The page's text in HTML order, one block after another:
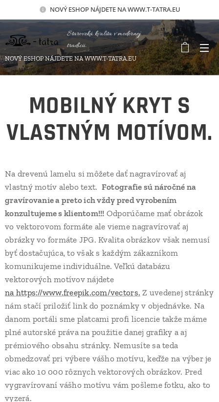
NOVÝESHOP NÁJDETE NA WWW.T-TATRA.EU
Staroveká kvalita v modernej
tradícii.
NOVÝ ESHOP NÁJDETE NA WWW.T-TATRA.EU
MOBILNÝ KRYT S
VLASTNÝM MOTÍVOM.
Na drevenú lamelu si môžete dať nagravírovať aj
vlastný motív alebo text. Fotografie sú náročné na
gravírovanie a preto ich vždy pred vyrobením
konzultujeme s klientom!!! Odporúčame mať obrázok
vo vektorovom formáte ale vieme nagravírovať aj
obrázky vo formáte JPG. Kvalita obrázkov však nemusí
byť dostačujúca, to však s každým zákazníkom
komunikujeme individuálne. Veľkú databázu
vektorových motívov nájdete
na https://www.freepik.com/vectors. Z uvedenej stránky
nám stačí priložiť link do poznámky v objednávke. Na
danom portáli sme platcami profi licencie takže máme
plné autorské práva na použitie danej grafiky a aj
prémiového obsahu stránky. Nemusíte sa teda
obmedzovať pri výbere vášho motívu, keďže na výber je
viac ako 10 000 rôznych vektorových obrázkov. Pred
vygravírovaní vášho motívu vám pošleme fotku, ako to
vyzerá.